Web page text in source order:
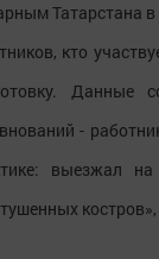
Татарстана в
кто
Данные
-
выезжал